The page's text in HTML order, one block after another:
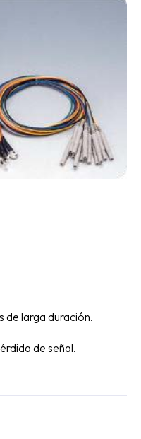
de larga duración.
de señal.